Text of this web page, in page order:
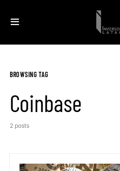
BROWSING TAG
Coinbase
2 posts